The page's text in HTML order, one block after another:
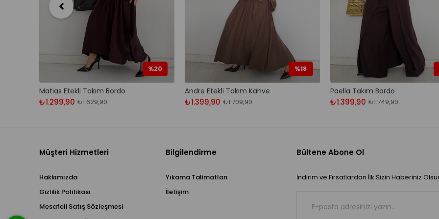
Matias Etekli Takım Bordo
₺1.299,90 ₺1.629,90
%20
Andre Etekli Takım Kahve
₺1.399,90 ₺1.709,90
%18
Paella Takım Bordo
₺1.399,90 ₺1.749,90
Müşteri Hizmetleri
Hakkımızda
Gizlilik Politikası
Mesafeli Satış Sözleşmesi
Bilgilendirme
Yıkama Talimatları
İletişim
Bültene Abone Ol
İndirim ve Fırsatlardan İlk Sizin Haberiniz